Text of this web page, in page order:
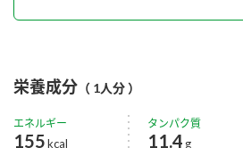
栄養成分 （ 1人分 ）
エネルギー
155kcal
タンパク質
11.4 g